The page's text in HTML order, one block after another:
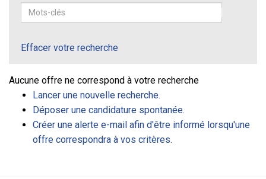
Effacer votre recherche
Aucune offre ne correspond à votre recherche
Lancer une nouvelle recherche.
Déposer une candidature spontanée.
Créer une alerte e-mail afin d'être informé lorsqu'une
offre correspondra à vos critères.